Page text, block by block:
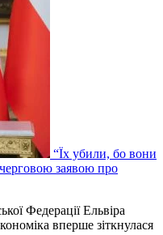
“Їх убили, бо вони
заявою про
Федерації Ельвіра
вперше зіткнулася